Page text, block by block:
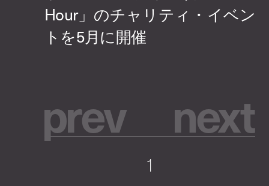
prev next
1